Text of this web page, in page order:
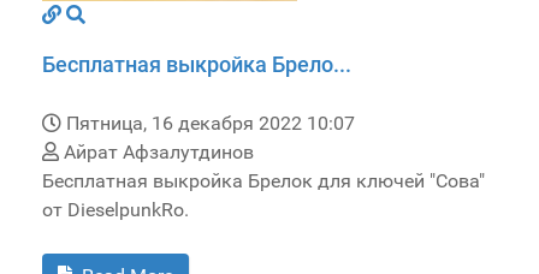
Бесплатная выкройка Брело...
Пятница, 16 декабря 2022 10:07
Айрат Афзалутдинов
Бесплатная выкройка Брелок для ключей "Сова"
от DieselpunkRo.